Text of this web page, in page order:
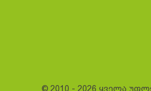
© 2010 - 2026 ყველა